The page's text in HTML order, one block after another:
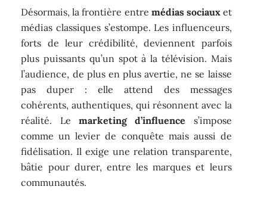
Désormais, la frontière entre médias sociaux et
médias classiques s’estompe. Les influenceurs,
forts de leur crédibilité, deviennent parfois
plus puissants qu’un spot à la télévision. Mais
l’audience, de plus en plus avertie, ne se laisse
pas duper : elle attend des messages
cohérents, authentiques, qui résonnent avec la
réalité. Le marketing d’influence s’impose
comme un levier de conquête mais aussi de
fidélisation. Il exige une relation transparente,
bâtie pour durer, entre les marques et leurs
communautés.